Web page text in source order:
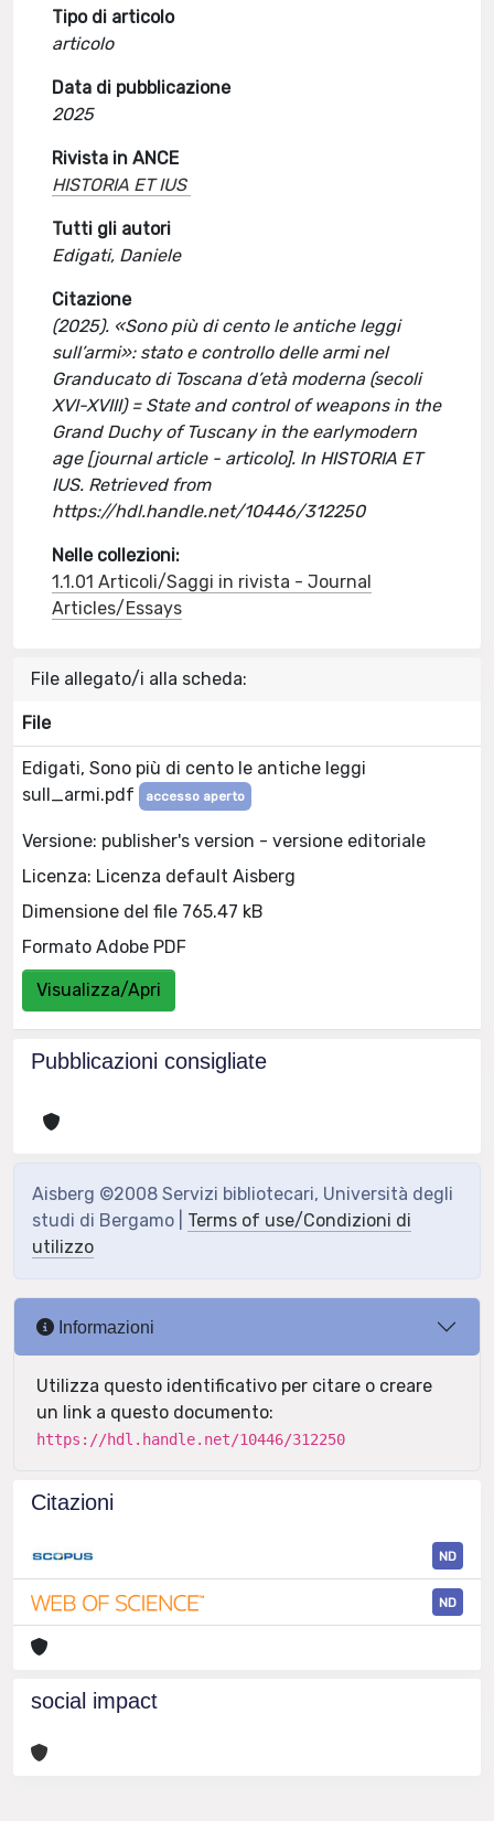
Tipo di articolo
articolo
Data di pubblicazione
2025
Rivista in ANCE
HISTORIA ET IUS
Tutti gli autori
Edigati, Daniele
Citazione
(2025). «Sono più di cento le antiche leggi
sull’armi»: stato e controllo delle armi nel
Granducato di Toscana d’età moderna (secoli
XVI-XVIII) = State and control of weapons in the
Grand Duchy of Tuscany in the earlymodern
age [journal article - articolo]. In HISTORIA ET
IUS. Retrieved from
https://hdl.handle.net/10446/312250
Nelle collezioni:
1.1.01 Articoli/Saggi in rivista - Journal
Articles/Essays
File allegato/i alla scheda:
File
Edigati, Sono più di cento le antiche leggi
sull_armi.pdf
accesso aperto
Versione: publisher's version - versione editoriale
Licenza: Licenza default Aisberg
Dimensione del file 765.47 kB
Formato Adobe PDF
Visualizza/Apri
Pubblicazioni consigliate
Aisberg ©2008 Servizi bibliotecari, Università degli
studi di Bergamo | Terms of use/Condizioni di
utilizzo
Informazioni
Utilizza questo identificativo per citare o creare
un link a questo documento:
https://hdl.handle.net/10446/312250
Citazioni
ND
ND
social impact